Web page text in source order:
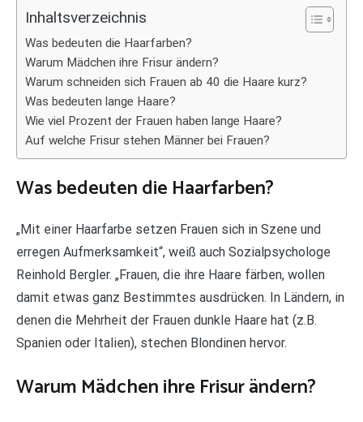
Inhaltsverzeichnis
Was bedeuten die Haarfarben?
Warum Mädchen ihre Frisur ändern?
Warum schneiden sich Frauen ab 40 die Haare kurz?
Was bedeuten lange Haare?
Wie viel Prozent der Frauen haben lange Haare?
Auf welche Frisur stehen Männer bei Frauen?
Was bedeuten die Haarfarben?
„Mit einer Haarfarbe setzen Frauen sich in Szene und
erregen Aufmerksamkeit“, weiß auch Sozialpsychologe
Reinhold Bergler. „Frauen, die ihre Haare färben, wollen
damit etwas ganz Bestimmtes ausdrücken. In Ländern, in
denen die Mehrheit der Frauen dunkle Haare hat (z.B.
Spanien oder Italien), stechen Blondinen hervor.
Warum Mädchen ihre Frisur ändern?